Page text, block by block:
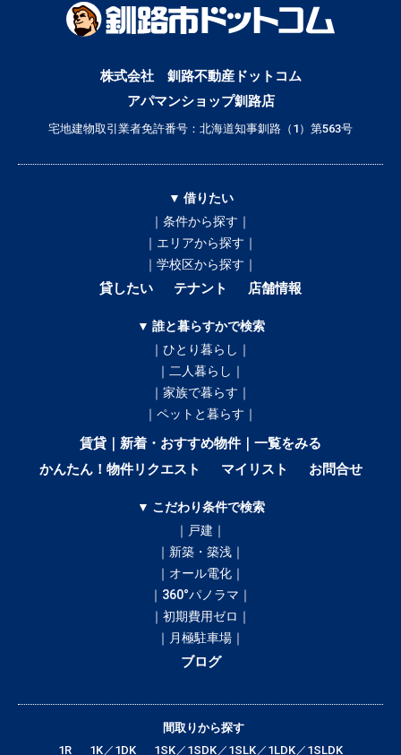
株式会社 釧路不動産ドットコム
アパマンショップ釧路店
宅地建物取引業者免許番号：北海道知事釧路（1）第563号
▼ 借りたい
｜条件から探す｜
｜エリアから探す｜
｜学校区から探す｜
貸したい テナント 店舗情報
▼ 誰と暮らすかで検索
｜ひとり暮らし｜
｜二人暮らし｜
｜家族で暮らす｜
｜ペットと暮らす｜
賃貸｜新着・おすすめ物件｜一覧をみる
かんたん！物件リクエスト
マイリスト お問合せ
▼ こだわり条件で検索
｜戸建｜
｜新築・築浅｜
｜オール電化｜
｜360°パノラマ｜
｜初期費用ゼロ｜
｜月極駐車場｜
ブログ
間取りから探す
1R
1K／1DK 1SK／1SDK／1SLK／1LDK／1SLDK